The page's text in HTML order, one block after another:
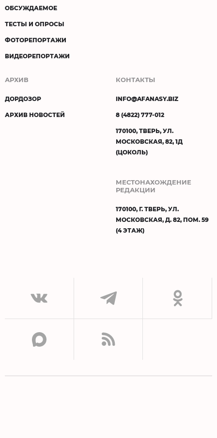
ОБСУЖДАЕМОЕ
ТЕСТЫ И ОПРОСЫ
ФОТОРЕПОРТАЖИ
ВИДЕОРЕПОРТАЖИ
АРХИВ
ДОРДОЗОР
АРХИВ НОВОСТЕЙ
КОНТАКТЫ
INFO@AFANASY.BIZ
8 (4822) 777-012
170100, ТВЕРЬ, УЛ.
МОСКОВСКАЯ, 82, 1Д
(ЦОКОЛЬ)
МЕСТОНАХОЖДЕНИЕ
РЕДАКЦИИ
170100, Г. ТВЕРЬ, УЛ.
МОСКОВСКАЯ, Д. 82, ПОМ. 59
(4 ЭТАЖ)